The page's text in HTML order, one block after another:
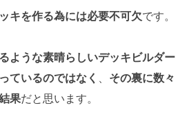
キを作る為には必要不可欠です。
ような素晴らしいデッキビルダー
ているのではなく
その裏に数々
果だと思います。